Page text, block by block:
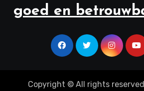
goed en
Copyright © All rights reserved